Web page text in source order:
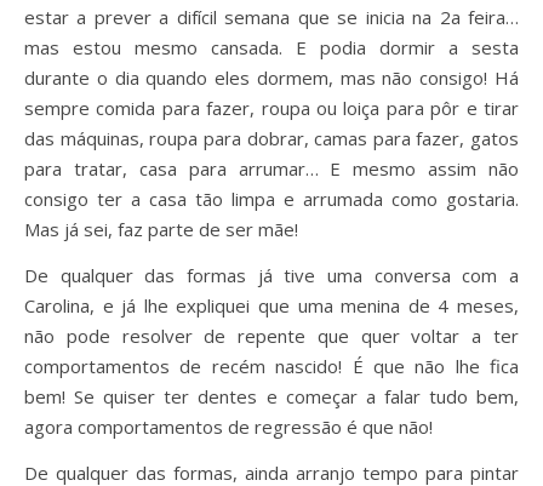
estar a prever a difícil semana que se inicia na 2a feira…
mas estou mesmo cansada. E podia dormir a sesta
durante o dia quando eles dormem, mas não consigo! Há
sempre comida para fazer, roupa ou loiça para pôr e tirar
das máquinas, roupa para dobrar, camas para fazer, gatos
para tratar, casa para arrumar… E mesmo assim não
consigo ter a casa tão limpa e arrumada como gostaria.
Mas já sei, faz parte de ser mãe!
De qualquer das formas já tive uma conversa com a
Carolina, e já lhe expliquei que uma menina de 4 meses,
não pode resolver de repente que quer voltar a ter
comportamentos de recém nascido! É que não lhe fica
bem! Se quiser ter dentes e começar a falar tudo bem,
agora comportamentos de regressão é que não!
De qualquer das formas, ainda arranjo tempo para pintar